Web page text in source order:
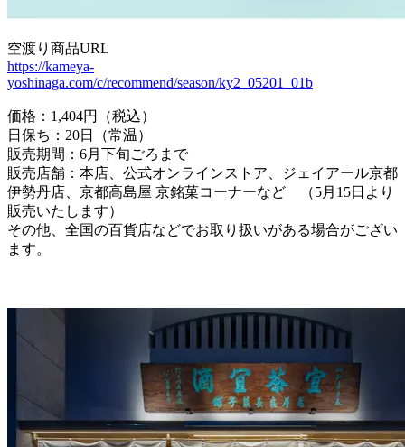
空渡り商品URL
https://kameya-
yoshinaga.com/c/recommend/season/ky2_05201_01b
価格：1,404円（税込）
日保ち：20日（常温）
販売期間：6月下旬ごろまで
販売店舗：本店、公式オンラインストア、ジェイアール京都
伊勢丹店、京都高島屋 京銘菓コーナーなど （5月15日より
販売いたします）
その他、全国の百貨店などでお取り扱いがある場合がござい
ます。